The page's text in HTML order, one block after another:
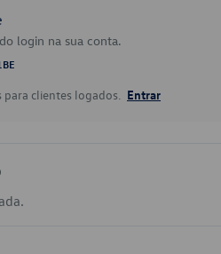
login na sua conta.
clientes logados. Entrar